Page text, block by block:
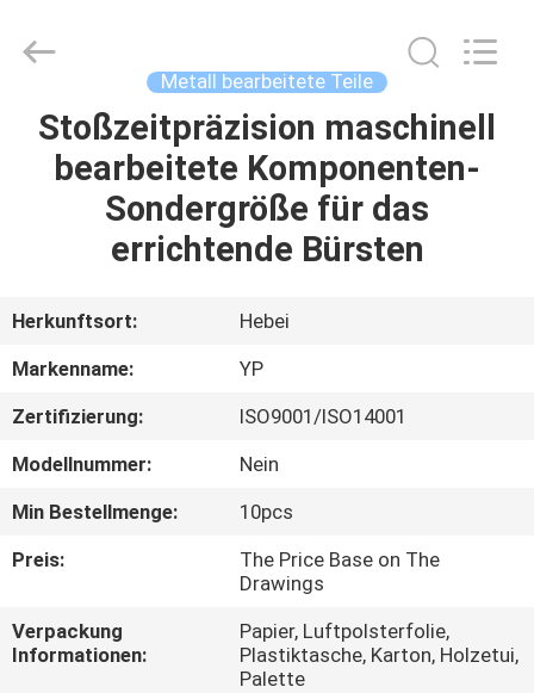
HEIM
PRODUKTE
UNS
QUALITÄTSKONTROLLE
KONTAKT
UNS
CO.,LTD.
Metall bearbeitete Teile
Stoßzeitpräzision maschinell
bearbeitete Komponenten-
Sondergröße für das
errichtende Bürsten
Herkunftsort:
Hebei
Markenname:
YP
Zertifizierung:
ISO9001/ISO14001
Modellnummer:
Nein
Min Bestellmenge:
10pcs
Preis:
The Price Base on The
Drawings
Verpackung
Informationen:
Papier, Luftpolsterfolie,
Plastiktasche, Karton, Holzetui,
Palette